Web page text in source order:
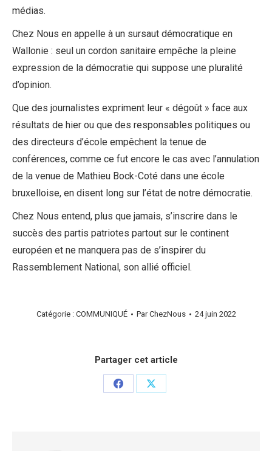
médias.
Chez Nous en appelle à un sursaut démocratique en
Wallonie : seul un cordon sanitaire empêche la pleine
expression de la démocratie qui suppose une pluralité
d’opinion.
Que des journalistes expriment leur « dégoût » face aux
résultats de hier ou que des responsables politiques ou
des directeurs d’école empêchent la tenue de
conférences, comme ce fut encore le cas avec l’annulation
de la venue de Mathieu Bock-Coté dans une école
bruxelloise, en disent long sur l’état de notre démocratie.
Chez Nous entend, plus que jamais, s’inscrire dans le
succès des partis patriotes partout sur le continent
européen et ne manquera pas de s’inspirer du
Rassemblement National, son allié officiel.
Catégorie : COMMUNIQUÉ ParChezNous 24 juin 2022
Partager cet article
PartagerPartager